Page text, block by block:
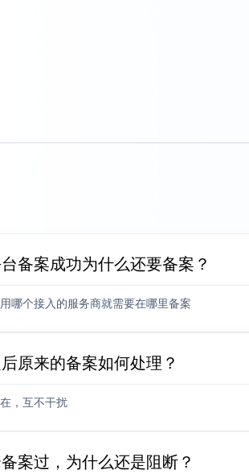
备案成功为什么还要备案？
哪个接入的服务商就需要在哪里备案
原来的备案如何处理？
，互不干扰
案过，为什么还是阻断？